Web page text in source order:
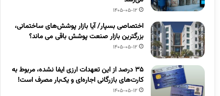
1405-05-12
اختصاصی بسپار/ آیا بازار پوشش‌های ساختمانی،
بزرگترین بازار صنعت پوشش باقی می ماند؟
1405-05-12
۳۵ درصد از این تعهدات ارزی ایفا نشده، مربوط به
کارت‌های بازرگانی اجاره‌ای و یک‌بار مصرف است!
1405-05-12